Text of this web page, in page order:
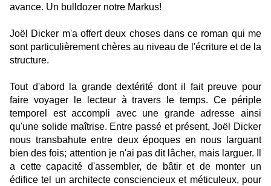
avance. Un bulldozer notre Markus!
Joël Dicker m'a offert deux choses dans ce roman qui me
sont particulièrement chères au niveau de l'écriture et de la
structure.
Tout d'abord la grande dextérité dont il fait preuve pour
faire voyager le lecteur à travers le temps. Ce périple
temporel est accompli avec une grande adresse ainsi
qu'une solide maîtrise. Entre passé et présent, Joël Dicker
nous transbahute entre deux époques en nous larguant
bien des fois; attention je n'ai pas dit lâcher, mais larguer. Il
a cette capacité d'assembler, de bâtir et de monter un
édifice tel un architecte consciencieux et méticuleux, pour